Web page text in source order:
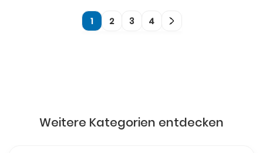
1 2 3 4
Weitere Kategorien entdecken